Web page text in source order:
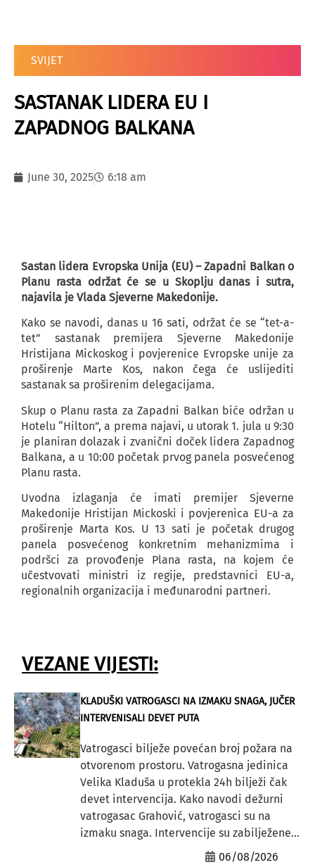
SVIJET
SASTANAK LIDERA EU I
ZAPADNOG BALKANA
June 30, 2025 6:18 am
Sastan lidera Evropska Unija (EU) – Zapadni Balkan o
Planu rasta održat će se u Skoplju danas i sutra,
najavila je Vlada Sjeverne Makedonije.
Kako se navodi, danas u 16 sati, održat će se “tet-a-
tet” sastanak premijera Sjeverne Makedonije
Hristijana Mickoskog i povjerenice Evropske unije za
proširenje Marte Kos, nakon čega će uslijediti
sastanak sa proširenim delegacijama.
Skup o Planu rasta za Zapadni Balkan biće održan u
Hotelu “Hilton”, a prema najavi, u utorak 1. jula u 9:30
je planiran dolazak i zvanični doček lidera Zapadnog
Balkana, a u 10:00 početak prvog panela posvećenog
Planu rasta.
Uvodna izlaganja će imati premijer Sjeverne
Makedonije Hristijan Mickoski i povjerenica EU-a za
proširenje Marta Kos. U 13 sati je početak drugog
panela posvećenog konkretnim mehanizmima i
podršci za provođenje Plana rasta, na kojem će
učestvovati ministri iz regije, predstavnici EU-a,
regionalnih organizacija i međunarodni partneri.
VEZANE VIJESTI:
KLADUŠKI VATROGASCI NA IZMAKU SNAGA, JUČER
INTERVENISALI DEVET PUTA
Vatrogasci bilježe povećan broj požara na
otvorenom prostoru. Vatrogasna jedinica
Velika Kladuša u protekla 24h bilježi čak
devet intervencija. Kako navodi dežurni
vatrogasac Grahović, vatrogasci su na
izmaku snaga. Intervencije su zabilježene...
06/08/2026